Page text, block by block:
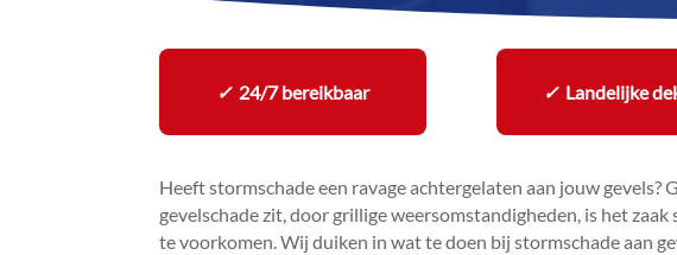
✓24/7 bereikbaar ✓ Landelijke
Heeft stormschade een ravage achtergelaten aan jouw gevels?
gevelschade zit, door grillige weersomstandigheden, is het
te voorkomen.​ Wij duiken in wat te doen bij stormschade aan